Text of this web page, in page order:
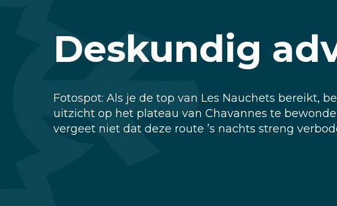
Deskundig
Fotospot: Als je de top van Les Nauchets bereikt,
uitzicht op het plateau van Chavannes te
vergeet niet dat deze route ’s nachts streng